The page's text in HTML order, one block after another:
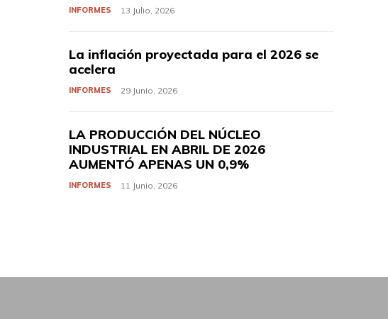
INFORMES 13 Julio, 2026
La inflación proyectada para el 2026 se
acelera
INFORMES 29 Junio, 2026
LA PRODUCCIÓN DEL NÚCLEO
INDUSTRIAL EN ABRIL DE 2026
AUMENTÓ APENAS UN 0,9%
INFORMES 11 Junio, 2026